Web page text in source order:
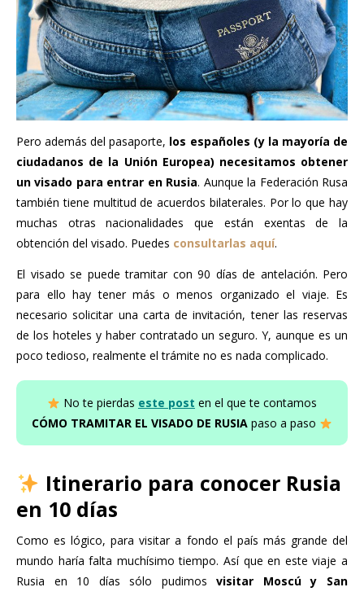
Pero además del pasaporte, los españoles (y la mayoría de
ciudadanos de la Unión Europea) necesitamos obtener
un visado para entrar en Rusia. Aunque la Federación Rusa
también tiene multitud de acuerdos bilaterales. Por lo que hay
muchas otras nacionalidades que están exentas de la
obtención del visado. Puedes consultarlas aquí.
El visado se puede tramitar con 90 días de antelación. Pero
para ello hay tener más o menos organizado el viaje. Es
necesario solicitar una carta de invitación, tener las reservas
de los hoteles y haber contratado un seguro. Y, aunque es un
poco tedioso, realmente el trámite no es nada complicado.
No te pierdas este post en el que te contamos
CÓMO TRAMITAR EL VISADO DE RUSIA paso a paso
Itinerario para conocer Rusia
en 10 días
Como es lógico, para visitar a fondo el país más grande del
mundo haría falta muchísimo tiempo. Así que en este viaje a
Rusia en 10 días sólo pudimosvisitar Moscú y San